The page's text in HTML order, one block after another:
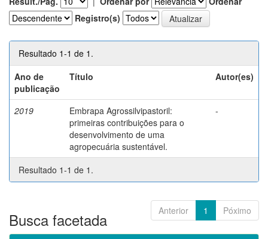
Registro(s)
Resultado 1-1 de 1.
Ano de
publicação
Título Autor(es)
2019
Embrapa Agrossilvipastoril:
primeiras contribuições para o
desenvolvimento de uma
agropecuária sustentável.
-
Resultado 1-1 de 1.
Anterior 1 Póximo
Busca facetada